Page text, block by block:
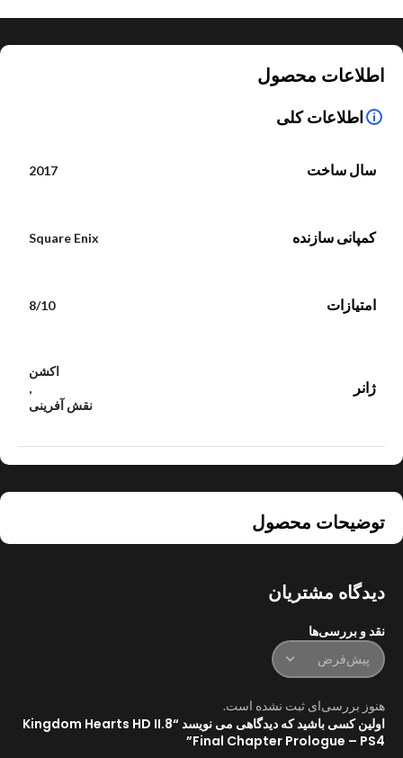
توضیحات محصول
اطلاعات محصول
اطلاعات کلی
سال ساخت 2017
کمپانی سازنده Square Enix
امتیازات 8/10
ژانر
اکشن
,
نقش آفرینی
دیدگاه مشتریان
نقد و بررسی‌ها
هنوز بررسی‌ای ثبت نشده است.
اولین کسی باشید که دیدگاهی می نویسد “Kingdom Hearts HD II.8
Final Chapter Prologue – PS4”